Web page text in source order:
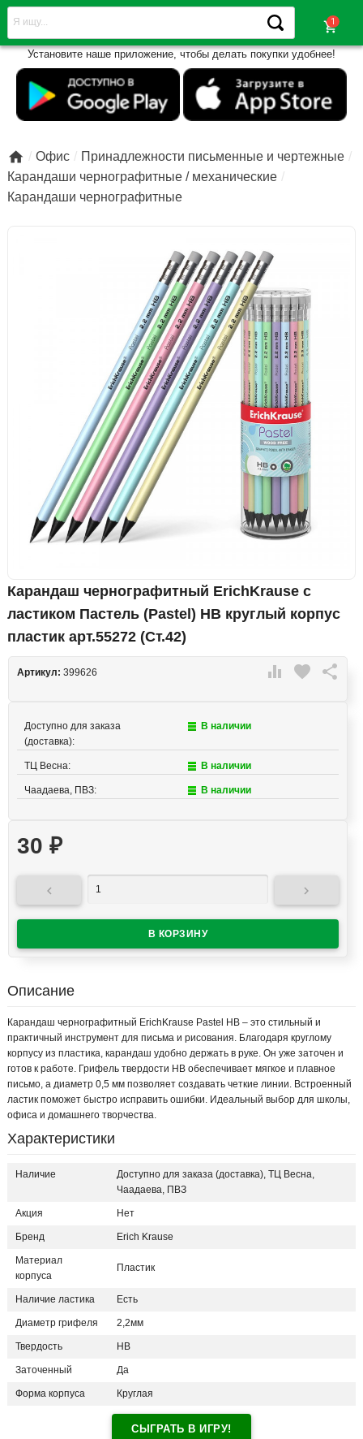
shopping_cart
Установите наше приложение, чтобы делать покупки удобнее!
 Офис
Принадлежности письменные и чертежные
Карандаши чернографитные / механические
Карандаши чернографитные
Карандаш чернографитный ErichKrause с
ластиком Пастель (Pastel) HB круглый корпус
пластик арт.55272 (Ст.42)
 favorite 
Артикул: 399626
Доступно для заказа
(доставка):
В наличии
ТЦ Весна: В наличии
Чаадаева, ПВЗ: В наличии
30 ₽
 
Описание
Карандаш чернографитный ErichKrause Pastel HB – это стильный и
практичный инструмент для письма и рисования. Благодаря круглому
корпусу из пластика, карандаш удобно держать в руке. Он уже заточен и
готов к работе. Грифель твердости HB обеспечивает мягкое и плавное
письмо, а диаметр 0,5 мм позволяет создавать четкие линии. Встроенный
ластик поможет быстро исправить ошибки. Идеальный выбор для школы,
офиса и домашнего творчества.
Характеристики
Наличие
Доступно для заказа (доставка), ТЦ Весна,
Чаадаева, ПВЗ
Акция Нет
Бренд Erich Krause
Материал
корпуса
Пластик
Наличие ластика Есть
Диаметр грифеля 2,2мм
Твердость НВ
Заточенный Да
Форма корпуса Круглая
СЫГРАТЬ В ИГРУ!